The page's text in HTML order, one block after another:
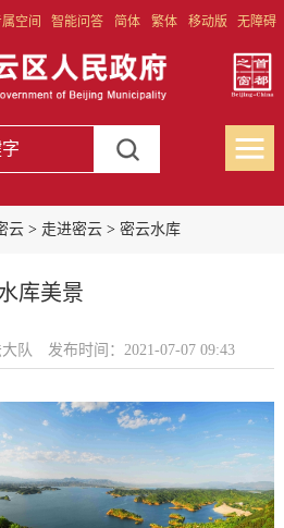
空间 智能问答 简体 繁体 移动版 无障碍
云> 走进密云> 密云水库
库美景
队 发布时间：2021-07-07 09:43